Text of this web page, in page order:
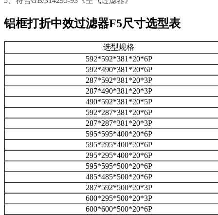
铝框打折中效过滤器F5尺寸选型表
选型规格
592*592*381*20*6P
592*490*381*20*6P
287*592*381*20*3P
287*490*381*20*3P
490*592*381*20*5P
592*287*381*20*6P
287*287*381*20*3P
595*595*400*20*6P
595*295*400*20*6P
295*295*400*20*6P
595*595*500*20*6P
485*485*500*20*6P
287*592*500*20*3P
600*295*500*20*3P
600*600*500*20*6P